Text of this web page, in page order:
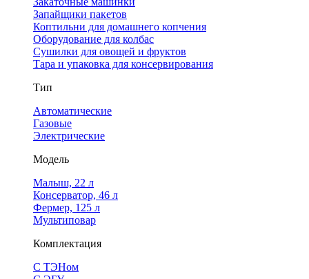
Запайщики пакетов
Коптильни для домашнего копчения
Оборудование для колбас
Сушилки для овощей и фруктов
Тара и упаковка для консервирования
Тип
Автоматические
Газовые
Электрические
Модель
Малыш, 22 л
Консерватор, 46 л
Фермер, 125 л
Мультиповар
Комплектация
С ТЭНом